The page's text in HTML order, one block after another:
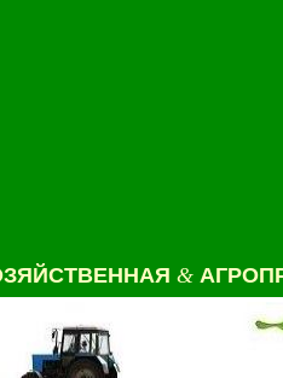
&